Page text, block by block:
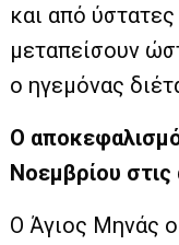
και από
μεταπείσουν
ο ηγεμόνας
Ο
Νοεμβρίου στις
Ο Άγιος Μηνάς